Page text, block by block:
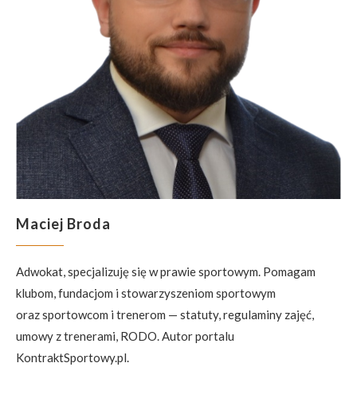
Maciej Broda
Adwokat, specjalizuję się w prawie sportowym. Pomagam
klubom, fundacjom i stowarzyszeniom sportowym
oraz sportowcom i trenerom — statuty, regulaminy zajęć,
umowy z trenerami, RODO. Autor portalu
KontraktSportowy.pl.